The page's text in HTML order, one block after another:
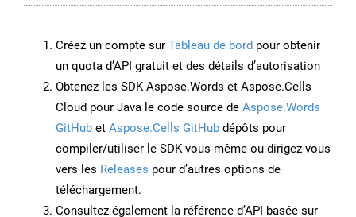
Créez un compte sur Tableau de bord pour obtenir
un quota d’API gratuit et des détails d’autorisation
Obtenez les SDK Aspose.Words et Aspose.Cells
Cloud pour Java le code source de Aspose.Words
GitHub et Aspose.Cells GitHub dépôts pour
compiler/utiliser le SDK vous-même ou dirigez-vous
vers les Releases pour d’autres options de
téléchargement.
Consultez également la référence d’API basée sur